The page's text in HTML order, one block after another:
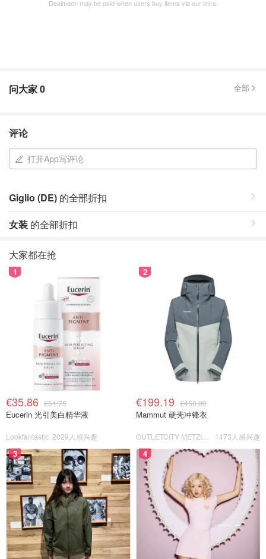
Dealmoon may be paid when users buy items via our links.
问大家0 全部
评论
打开App写评论
Giglio (DE) 的全部折扣
女装 的全部折扣
大家都在抢
1
€35.86 €51.75
Eucerin 光引美白精华液
Lookfantastic 2029人感兴趣
2
€199.19 €450.00
Mammut 硬壳冲锋衣
1473人感兴趣
3 4